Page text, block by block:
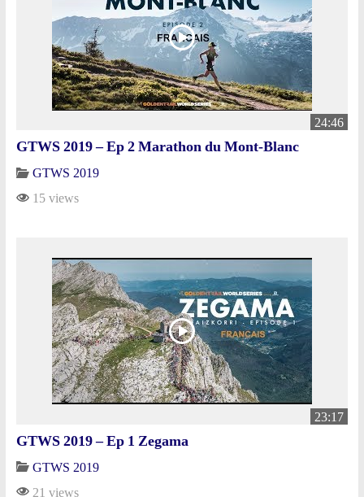
24:46
GTWS 2019 – Ep 2 Marathon du Mont-Blanc
GTWS 2019
15 views
23:17
GTWS 2019 – Ep 1 Zegama
GTWS 2019
21 views